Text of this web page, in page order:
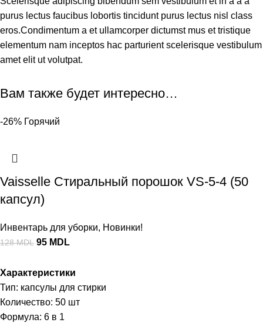
purus lectus faucibus lobortis tincidunt purus lectus nisl class
eros.Condimentum a et ullamcorper dictumst mus et tristique
elementum nam inceptos hac parturient scelerisque vestibulum
amet elit ut volutpat.
Вам также будет интересно…
-26% Горячий
Vaisselle Стиральный порошок VS-5-4 (50
капсул)
Инвентарь для уборки, Новинки!
128MDL 95 MDL
Характеристики
Тип: капсулы для стирки
Количество: 50 шт
Формула: 6 в 1